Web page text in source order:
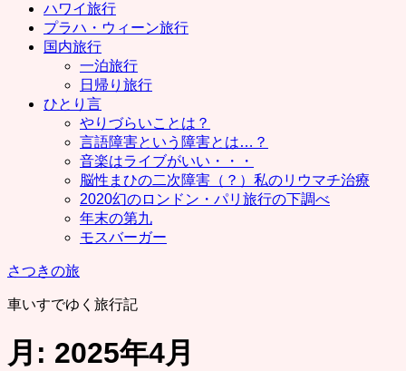
ハワイ旅行
プラハ・ウィーン旅行
国内旅行
一泊旅行
日帰り旅行
ひとり言
やりづらいことは？
言語障害という障害とは…？
音楽はライブがいい・・・
脳性まひの二次障害（？）私のリウマチ治療
2020幻のロンドン・パリ旅行の下調べ
年末の第九
モスバーガー
さつきの旅
車いすでゆく旅行記
月: 2025年4月